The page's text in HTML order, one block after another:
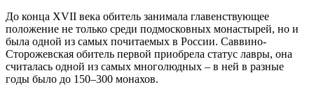
До конца XVII века обитель занимала главенствующее
положение не только среди подмосковных монастырей, но и
была одной из самых почитаемых в России. Саввино-
Сторожевская обитель первой приобрела статус лавры, она
считалась одной из самых многолюдных – в ней в разные
годы было до 150–300 монахов.